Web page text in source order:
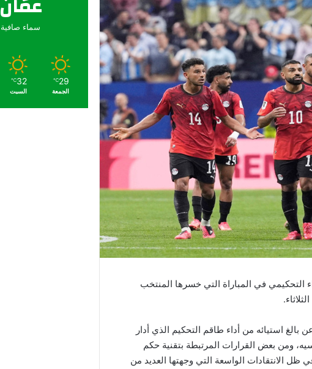
التحكيمي في المباراة التي خسرها المنتخب
بالغ استيائه من أداء طاقم التحكيم الذي أدار
ومن بعض القرارات المرتبطة بتقنية حكم
ظل الانتقادات الواسعة التي وجهتها العديد من
سماء صافية
29
℃
الجمعة
32
℃
السبت